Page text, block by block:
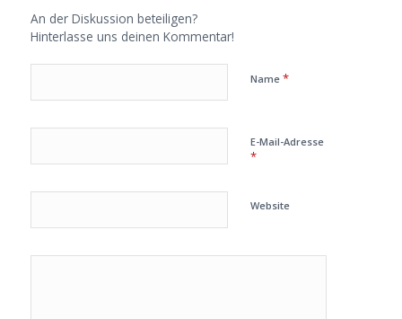
An der Diskussion beteiligen?
Hinterlasse uns deinen Kommentar!
Name *
E-Mail-Adresse
*
Website